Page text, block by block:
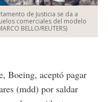
de Justicia se da a
comerciales del modelo
BELLO/REUTERS)
Boeing, aceptó pagar
(mdd) por saldar